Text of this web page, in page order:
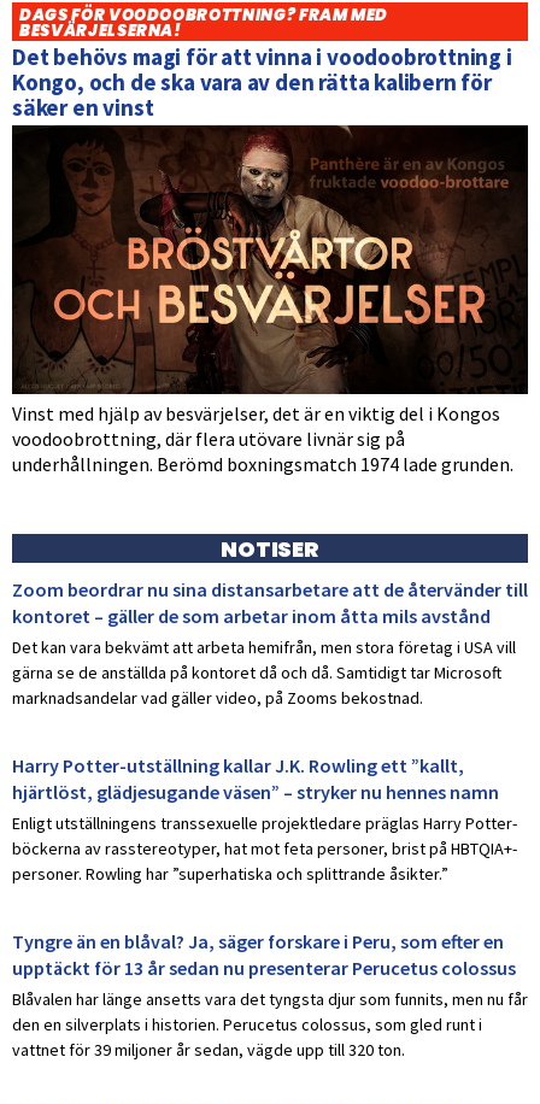
DAGS FÖR VOODOOBROTTNING? FRAM MED
BESVÄRJELSERNA!
Det behövs magi för att vinna i voodoobrottning i
Kongo, och de ska vara av den rätta kalibern för
säker en vinst
Vinst med hjälp av besvärjelser, det är en viktig del i Kongos
voodoobrottning, där flera utövare livnär sig på
underhållningen. Berömd boxningsmatch 1974 lade grunden.
NOTISER
Zoom beordrar nu sina distansarbetare att de återvänder till
kontoret – gäller de som arbetar inom åtta mils avstånd
Det kan vara bekvämt att arbeta hemifrån, men stora företag i USA vill
gärna se de anställda på kontoret då och då. Samtidigt tar Microsoft
marknadsandelar vad gäller video, på Zooms bekostnad.
Harry Potter-utställning kallar J.K. Rowling ett ”kallt,
hjärtlöst, glädjesugande väsen” – stryker nu hennes namn
Enligt utställningens transsexuelle projektledare präglas Harry Potter-
böckerna av rasstereotyper, hat mot feta personer, brist på HBTQIA+-
personer. Rowling har ”superhatiska och splittrande åsikter.”
Tyngre än en blåval? Ja, säger forskare i Peru, som efter en
upptäckt för 13 år sedan nu presenterar Perucetus colossus
Blåvalen har länge ansetts vara det tyngsta djur som funnits, men nu får
den en silverplats i historien. Perucetus colossus, som gled runt i
vattnet för 39 miljoner år sedan, vägde upp till 320 ton.